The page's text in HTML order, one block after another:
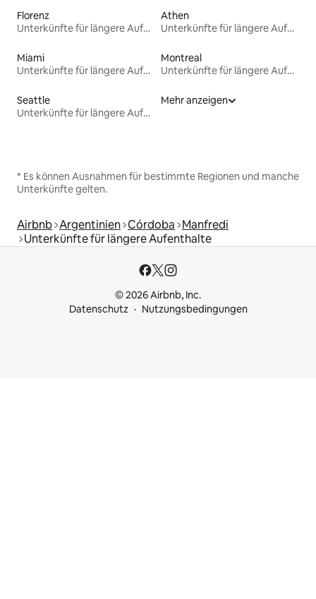
Florenz
Unterkünfte für längere Aufenthalte
Athen
Unterkünfte für längere Aufenthalte
Miami
Unterkünfte für längere Aufenthalte
Montreal
Unterkünfte für längere Aufenthalte
Seattle
Unterkünfte für längere Aufenthalte
Mehr anzeigen
* Es können Ausnahmen für bestimmte Regionen und manche
Unterkünfte gelten.
Airbnb Argentinien Córdoba Manfredi
Unterkünfte für längere Aufenthalte
© 2026 Airbnb, Inc.
Datenschutz
Nutzungsbedingungen